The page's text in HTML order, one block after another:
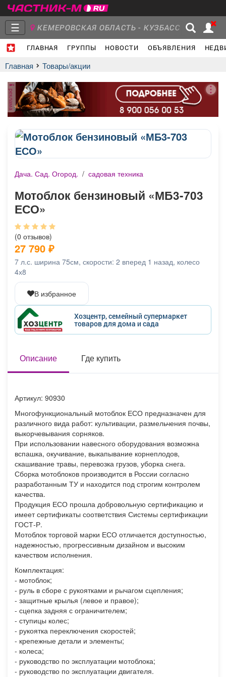
☰ КЕМЕРОВСКАЯ ОБЛАСТЬ - КУЗБАСС
ГЛАВНАЯ ГРУППЫ НОВОСТИ ОБЪЯВЛЕНИЯ
Главная
Объявления Недвижимость Услуги
Работа Транспорт
Афиша
Главная Товары/акции
реклама
Дача. Сад. Огород. / садовая техника
Мотоблок бензиновый «МБ3-703
ЕСО»
(0 отзывов)
27 790 ₽
7 л.с. ширина 75см, скорости: 2 вперед 1 назад, колесо
4х8
В избранное
Хозцентр, семейный супермаркет
товаров для дома и сада
Описание Где купить
Артикул: 90930
Многофункциональный мотоблок ЕСО предназначен для
различного вида работ: культивации, размельчения почвы,
выкорчевывания сорняков.
При использовании навесного оборудования возможна
вспашка, окучивание, выкапывание корнеплодов,
скашивание травы, перевозка грузов, уборка снега.
Сборка мотоблоков производится в России согласно
разработанным ТУ и находится под строгим контролем
качества.
Продукция ЕСО прошла добровольную сертификацию и
имеет сертификаты соответствия Системы сертификации
ГОСТ-Р.
Мотоблок торговой марки ЕСО отличается доступностью,
надежностью, прогрессивным дизайном и высоким
качеством исполнения.
Комплектация:
- мотоблок;
- руль в сборе с рукоятками и рычагом сцепления;
- защитные крылья (левое и правое);
- сцепка задняя с ограничителем;
- ступицы колес;
- рукоятка переключения скоростей;
- крепежные детали и элементы;
- колеса;
- руководство по эксплуатации мотоблока;
- руководство по эксплуатации двигателя.